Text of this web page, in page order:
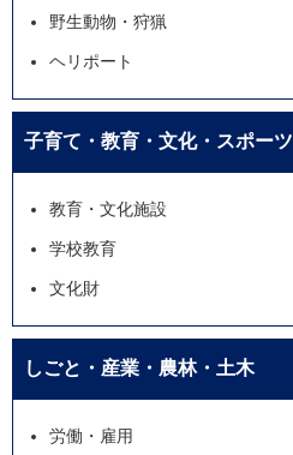
野生動物・狩猟
ヘリポート
子育て・教育・文化・スポーツ
教育・文化施設
学校教育
文化財
しごと・産業・農林・土木
労働・雇用